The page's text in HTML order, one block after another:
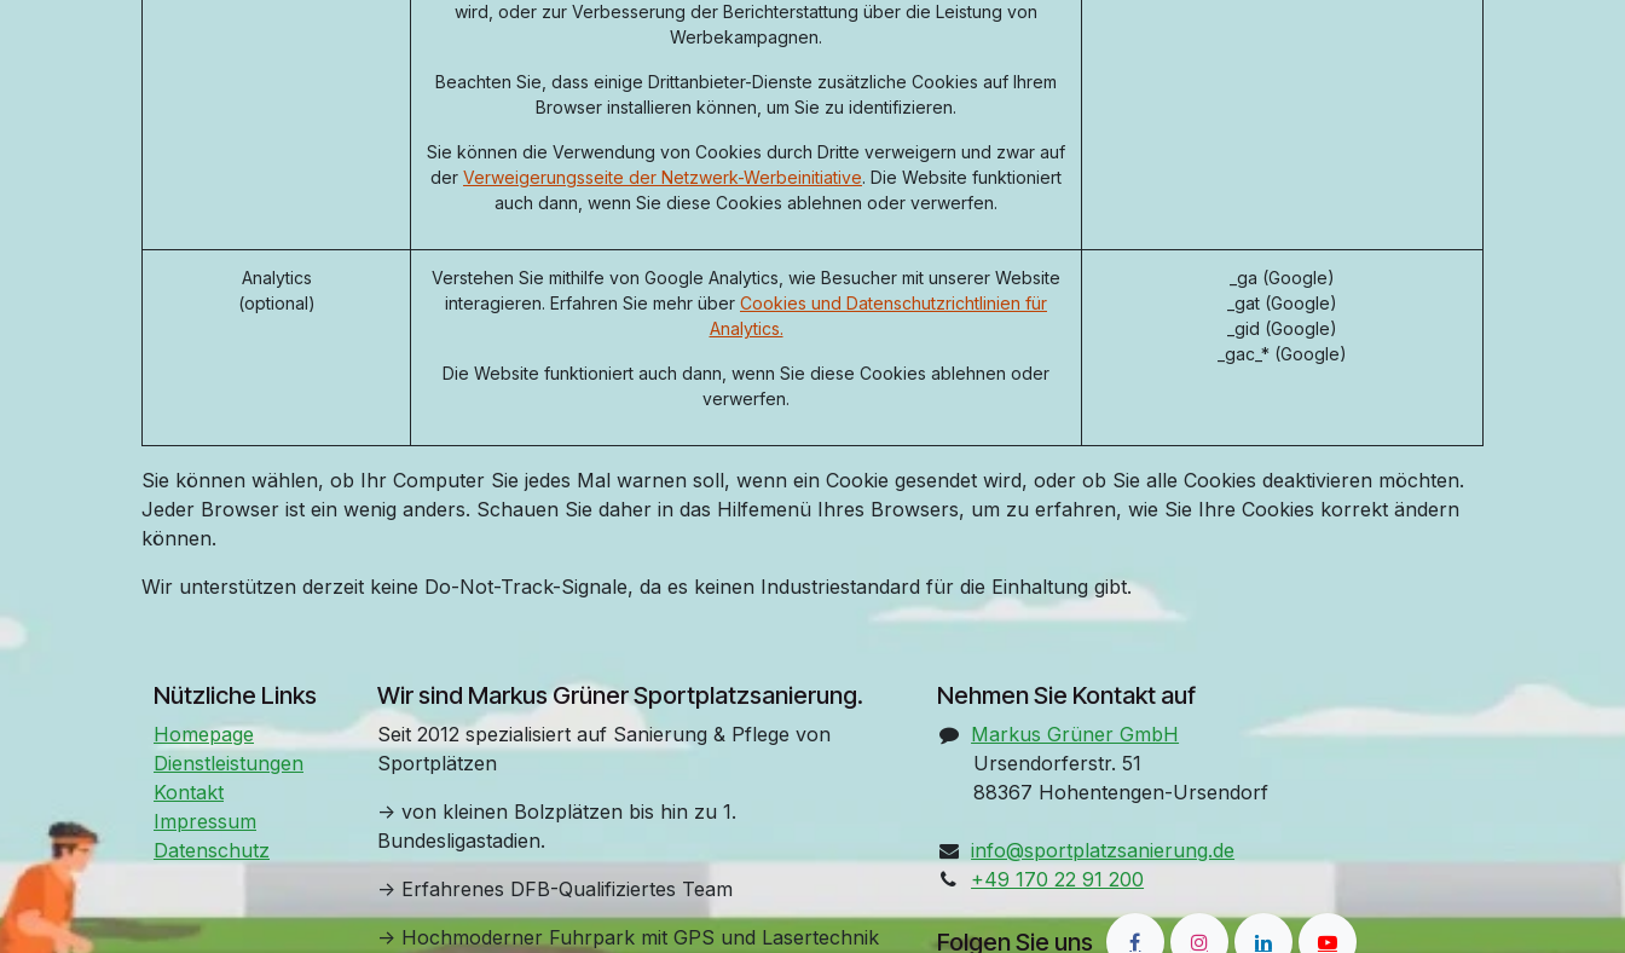
wird, oder zur Verbesserung der Berichterstattung über die Leistung von
Werbekampagnen.
Beachten Sie, dass einige Drittanbieter-Dienste zusätzliche Cookies auf Ihrem
Browser installieren können, um Sie zu identifizieren.
Sie können die Verwendung von Cookies durch Dritte verweigern und zwar auf
der Verweigerungsseite der Netzwerk-Werbeinitiative. Die Website funktioniert
auch dann, wenn Sie diese Cookies ablehnen oder verwerfen.
Analytics
(optional)
Verstehen Sie mithilfe von Google Analytics, wie Besucher mit unserer Website
interagieren. Erfahren Sie mehr über Cookies und Datenschutzrichtlinien für
Analytics.
Die Website funktioniert auch dann, wenn Sie diese Cookies ablehnen oder
verwerfen.
_ga (Google)
_gat (Google)
_gid (Google)
_gac_* (Google)
Sie können wählen, ob Ihr Computer Sie jedes Mal warnen soll, wenn ein Cookie gesendet wird, oder ob Sie alle Cookies deaktivieren möchten.
Jeder Browser ist ein wenig anders. Schauen Sie daher in das Hilfemenü Ihres Browsers, um zu erfahren, wie Sie Ihre Cookies korrekt ändern
können.
Wir unterstützen derzeit keine Do-Not-Track-Signale, da es keinen Industriestandard für die Einhaltung gibt.
Nützliche Links
Homepage
Dienstleistungen
Kontakt
Impressum
Datenschutz
Wir sind Markus Grüner Sportplatzsanierung.
Seit 2012 spezialisiert auf Sanierung & Pflege von
Sportplätzen
-> von kleinen Bolzplätzen bis hin zu 1.
Bundesligastadien.
-> Erfahrenes DFB-Qualifiziertes Team
-> Hochmoderner Fuhrpark mit GPS und Lasertechnik
Nehmen Sie Kontakt auf
Markus Grüner GmbH
Ursendorferstr. 51
88367 Hohentengen-Ursendorf
info@sportplatzsanierung.de
+49 170 22 91 200
Folgen Sie uns